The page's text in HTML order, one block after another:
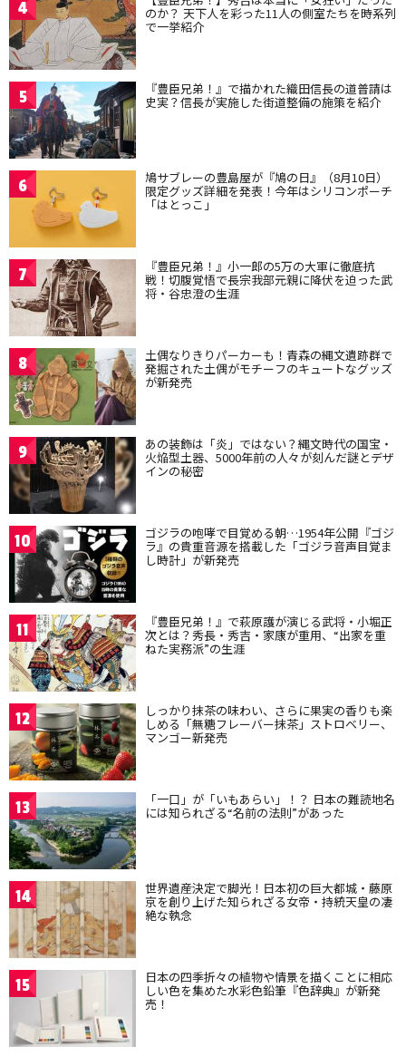
4 のか？ 天下人を彩った11人の側室たちを時系列
で一挙紹介
5 『豊臣兄弟！』で描かれた織田信長の道普請は
史実？信長が実施した街道整備の施策を紹介
6 鳩サブレーの豊島屋が『鳩の日』（8月10日）
限定グッズ詳細を発表！今年はシリコンポーチ
「はとっこ」
7 『豊臣兄弟！』小一郎の5万の大軍に徹底抗
戦！切腹覚悟で長宗我部元親に降伏を迫った武
将・谷忠澄の生涯
8 土偶なりきりパーカーも！青森の縄文遺跡群で
発掘された土偶がモチーフのキュートなグッズ
が新発売
9 あの装飾は「炎」ではない？縄文時代の国宝・
火焔型土器、5000年前の人々が刻んだ謎とデザ
インの秘密
10 ゴジラの咆哮で目覚める朝…1954年公開『ゴジ
ラ』の貴重音源を搭載した「ゴジラ音声目覚ま
し時計」が新発売
11 『豊臣兄弟！』で萩原護が演じる武将・小堀正
次とは？秀長・秀吉・家康が重用、“出家を重
ねた実務派”の生涯
12 しっかり抹茶の味わい、さらに果実の香りも楽
しめる「無糖フレーバー抹茶」ストロベリー、
マンゴー新発売
13 「一口」が「いもあらい」！？ 日本の難読地名
には知られざる“名前の法則”があった
14 世界遺産決定で脚光！日本初の巨大都城・藤原
京を創り上げた知られざる女帝・持統天皇の凄
絶な執念
15 日本の四季折々の植物や情景を描くことに相応
しい色を集めた水彩色鉛筆『色辞典』が新発
売！